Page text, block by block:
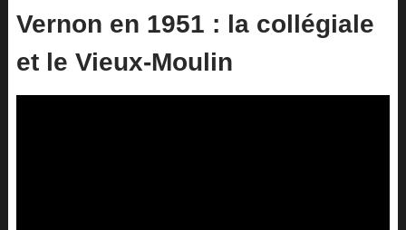
Vernon en 1951 : la collégiale
et le Vieux-Moulin